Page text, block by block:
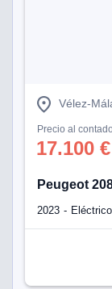
Vélez-
Precio al contado
17.100 €
Peugeot
2023 Eléctrico